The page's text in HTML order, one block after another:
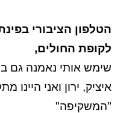
הטלפון הציבורי
לקופת החולים,
שימש אותי נאמנה גם
איציק, ירון ואני
"המשקיפה"